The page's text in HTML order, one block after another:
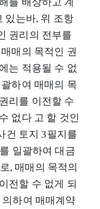
있는바, 위 조항
권리의 전부를
매의 목적인 권
는 적용될 수 없
하여 매매의 목
리를 이전할 수
없다 고 할 것인
건 토지 3필지를
일괄하여 대금
, 매매의 목적의
전할 수 없게 되
하여 매매계약